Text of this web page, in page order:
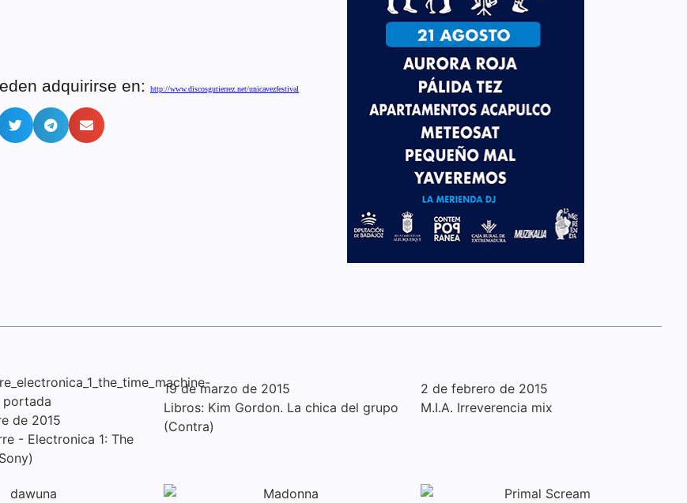
adquirirse en:
http://www.discosgutierrez. net/unicavezfestival
de 2015
- Electronica 1: The
19 de marzo de 2015
Libros: Kim Gordon. La chica del grupo
(Contra)
2 de febrero de 2015
M.I.A. Irreverencia mix